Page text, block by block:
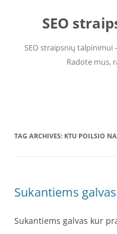
contentSEO
SEO straipsnių talpinimui
Radote mus,
TAG ARCHIVES: KTU POILSIO
Sukantiems
Sukantiems galvas kur